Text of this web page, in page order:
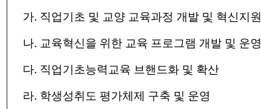
가. 직업기초 및 교양 교육과정 개발 및 혁신지원
나. 교육혁신을 위한 교육 프로그램 개발 및 운영
다. 직업기초능력교육 브핸드화 및 확산
라. 학생성취도 평가체제 구축 및 운영